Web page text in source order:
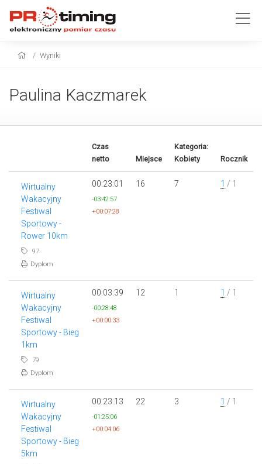
Wyniki
Paulina Kaczmarek
Czas
netto
Miejsce
Kategoria:
Kobiety
Rocznik
Wirtualny
Wakacyjny
Festiwal
Sportowy -
Rower 10km
97
Dyplom
00:23:01
-03:42:57
+00:07:28
16 7 1 / 1
Wirtualny
Wakacyjny
Festiwal
Sportowy - Bieg
1km
79
Dyplom
00:03:39
-00:28:48
+00:00:33
12 1 1 / 1
Wirtualny
Wakacyjny
Festiwal
Sportowy - Bieg
5km
00:23:13
-01:25:06
+00:04:06
22 3 1 / 1